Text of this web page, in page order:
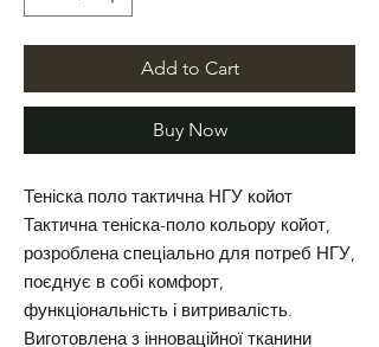
Add to Cart
Buy Now
Теніска поло тактична НГУ койот
Тактична теніска-поло кольору койот,
розроблена спеціально для потреб НГУ,
поєднує в собі комфорт,
функціональність і витривалість.
Виготовлена з інноваційної тканини